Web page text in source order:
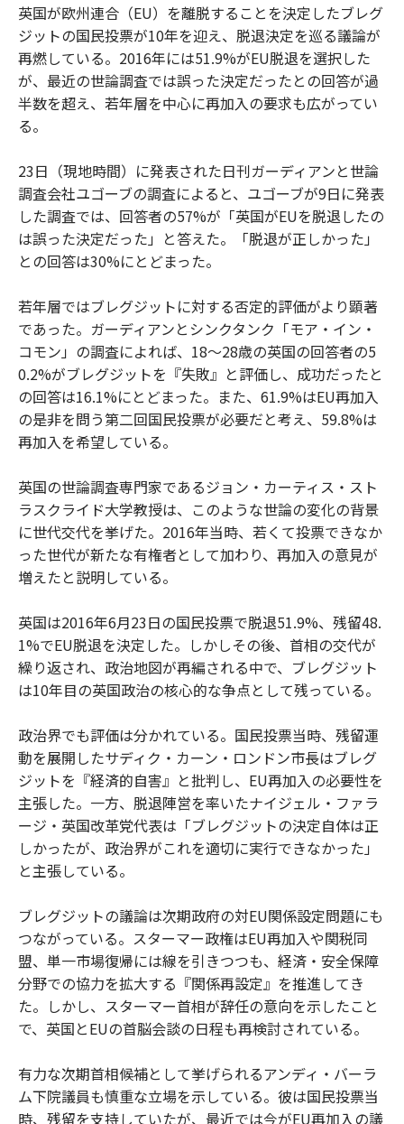
英国が欧州連合（EU）を離脱することを決定したブレグ
ジットの国民投票が10年を迎え、脱退決定を巡る議論が
再燃している。2016年には51.9%がEU脱退を選択した
が、最近の世論調査では誤った決定だったとの回答が過
半数を超え、若年層を中心に再加入の要求も広がってい
る。
23日（現地時間）に発表された日刊ガーディアンと世論
調査会社ユゴーブの調査によると、ユゴーブが9日に発表
した調査では、回答者の57%が「英国がEUを脱退したの
は誤った決定だった」と答えた。「脱退が正しかった」
との回答は30%にとどまった。
若年層ではブレグジットに対する否定的評価がより顕著
であった。ガーディアンとシンクタンク「モア・イン・
コモン」の調査によれば、18〜28歳の英国の回答者の5
0.2%がブレグジットを『失敗』と評価し、成功だったと
の回答は16.1%にとどまった。また、61.9%はEU再加入
の是非を問う第二回国民投票が必要だと考え、59.8%は
再加入を希望している。
英国の世論調査専門家であるジョン・カーティス・スト
ラスクライド大学教授は、このような世論の変化の背景
に世代交代を挙げた。2016年当時、若くて投票できなか
った世代が新たな有権者として加わり、再加入の意見が
増えたと説明している。
英国は2016年6月23日の国民投票で脱退51.9%、残留48.
1%でEU脱退を決定した。しかしその後、首相の交代が
繰り返され、政治地図が再編される中で、ブレグジット
は10年目の英国政治の核心的な争点として残っている。
政治界でも評価は分かれている。国民投票当時、残留運
動を展開したサディク・カーン・ロンドン市長はブレグ
ジットを『経済的自害』と批判し、EU再加入の必要性を
主張した。一方、脱退陣営を率いたナイジェル・ファラ
ージ・英国改革党代表は「ブレグジットの決定自体は正
しかったが、政治界がこれを適切に実行できなかった」
と主張している。
ブレグジットの議論は次期政府の対EU関係設定問題にも
つながっている。スターマー政権はEU再加入や関税同
盟、単一市場復帰には線を引きつつも、経済・安全保障
分野での協力を拡大する『関係再設定』を推進してき
た。しかし、スターマー首相が辞任の意向を示したこと
で、英国とEUの首脳会談の日程も再検討されている。
有力な次期首相候補として挙げられるアンディ・バーラ
ム下院議員も慎重な立場を示している。彼は国民投票当
時、残留を支持していたが、最近では今がEU再加入の議